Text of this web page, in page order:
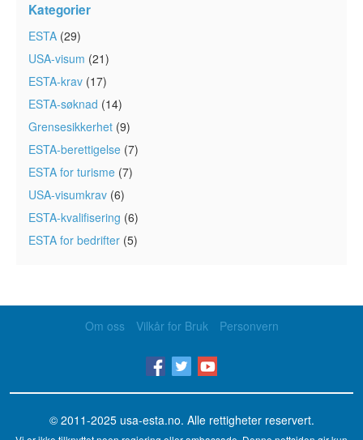
Kategorier
ESTA (29)
USA-visum (21)
ESTA-krav (17)
ESTA-søknad (14)
Grensesikkerhet (9)
ESTA-berettigelse (7)
ESTA for turisme (7)
USA-visumkrav (6)
ESTA-kvalifisering (6)
ESTA for bedrifter (5)
Om oss Vilkår for Bruk Personvern
© 2011-2025 usa-esta.no. Alle rettigheter reservert.